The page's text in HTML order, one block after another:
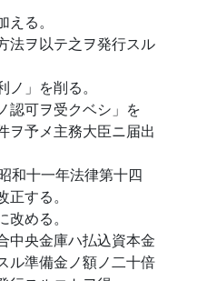
る。
法ヲ以テ之ヲ発行スル
」を削る。
認可ヲ受クベシ」を
ヲ予メ主務大臣ニ届出
和十一年法律第十四
する。
める。
中央金庫ハ払込資本金
ル準備金ノ額ノ二十倍